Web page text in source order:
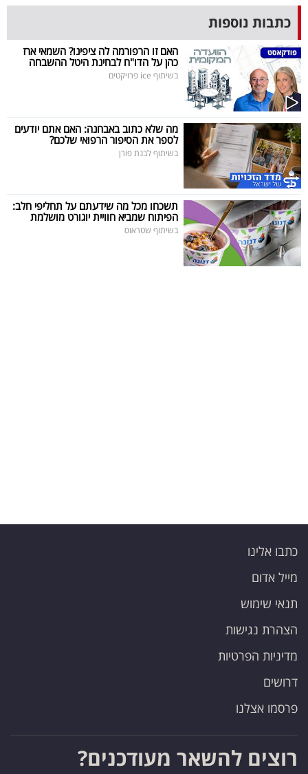
כתבות נוספות
האם זו הרפורמה לה ציפינו? השמאי ארז
כהן על הדו"ח לבחינת היטל ההשבחה
בשיתוף ice פרויקטים
מה שלא כתוב באבחנה: האם אתם יודעים
לספר את הסיפור הרפואי שלכם?
בשיתוף לבנת פורן
תשכחו מכל מה שידעתם על תחליפי חלב:
הפיתוח שמביא חוויית יוגורט מושלמת
בשיתוף שטראוס
כתבו אלינו
מייל אדום
תנאי שימוש
הצהרת נגישות
מדיניות הפרטיות
דרושים
פרסמו אצלנו
רוצים להשאר מעודכנים?